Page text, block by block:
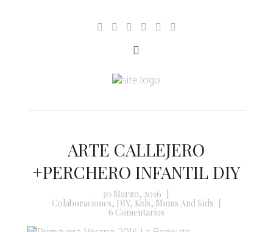
ARTE CALLEJERO
+PERCHERO INFANTIL DIY
30 Marzo, 2016
Colaboraciones, DIY, Kids, Mums And Kids
6 Comentarios